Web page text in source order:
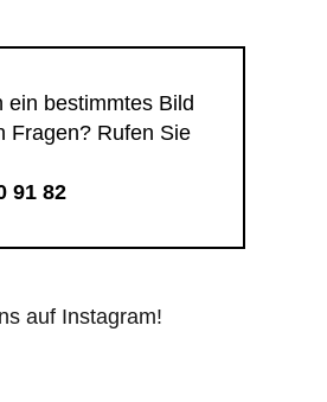
ein bestimmtes Bild
Fragen? Rufen Sie
91 82
auf Instagram!